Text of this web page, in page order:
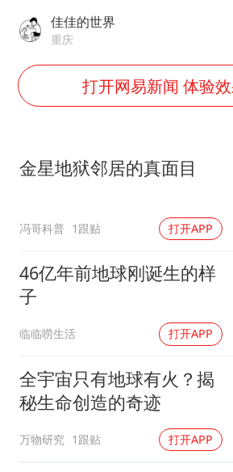
全民健身事业
老挝国会主席
乐享全民健
佳佳的世界
重庆
打开网易新闻 体验
金星地狱邻居的真面目
冯哥科普 1跟贴 打开APP
46亿年前地球刚诞生的样
子
临临唠生活 打开APP
全宇宙只有地球有火？揭
秘生命创造的奇迹
万物研究 1跟贴 打开APP